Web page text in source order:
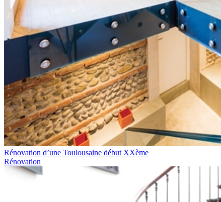
Rénovation d’une Toulousaine début XXème
Rénovation